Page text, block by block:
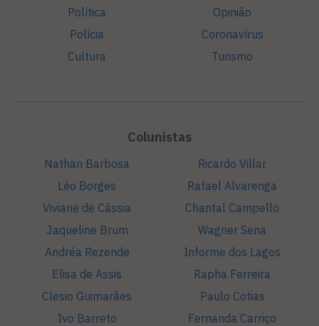
Política
Polícia
Cultura
Opinião
Coronavírus
Turismo
Colunistas
Nathan Barbosa
Léo Borges
Viviane de Cássia
Jaqueline Brum
Andréa Rezende
Elisa de Assis
Clesio Guimarães
Ivo Barreto
Ricardo Villar
Rafael Alvarenga
Chantal Campello
Wagner Sena
Informe dos Lagos
Rapha Ferreira
Paulo Cotias
Fernanda Carriço